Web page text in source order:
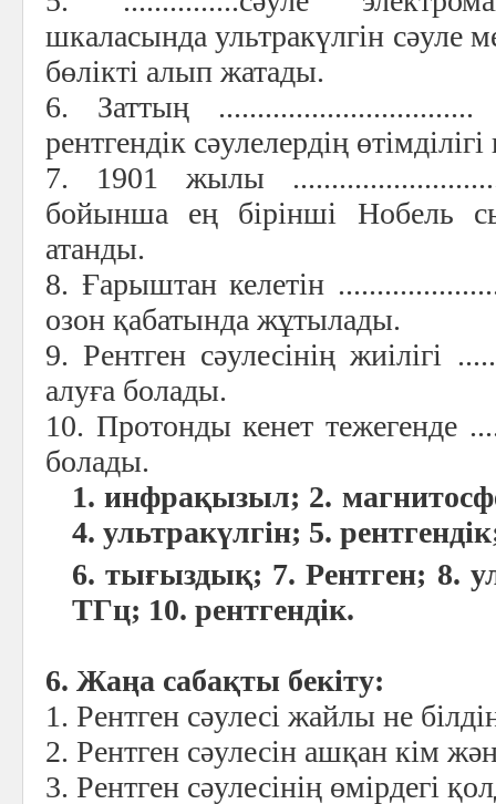
шкаласында ультракүлгін сәуле
бөлікті алып жатады.
6. Заттың .................................
рентгендік сәулелердің
7. 1901 жылы
бойынша ең бірінші Нобель
атанды.
8. Ғарыштан келетін
озон қабатында жұтылады.
9. Рентген сәулесінің жиілігі
алуға болады.
10. Протонды кенет тежегенде
болады.
1. инфрақызыл; 2.
4. ультракүлгін; 5.
6. тығыздық; 7. Рентген; 8.
ТГц; 10. рентгендік.
6. Жаңа сабақты бекіту:
1. Рентген сәулесі жайлы не
2. Рентген сәулесін ашқан кім
3. Рентген сәулесінің өмірдегі